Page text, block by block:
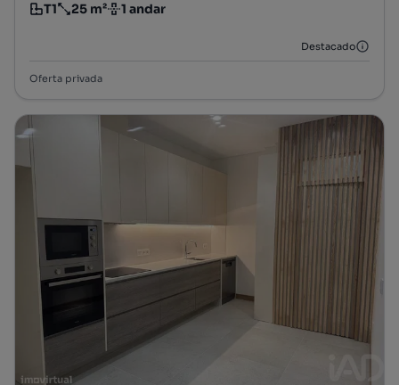
Tipologia
T1
Preço por metro quadrado
25 m²
Andar 1 andar
Destacado
Oferta privada